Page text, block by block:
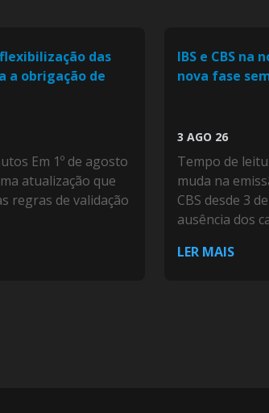
das
a obrigação de
Em 1º de agosto
atualização que
regras de validação
IBS e CBS na
nova fase
3 AGO 26
Tempo de
muda na
CBS desde 3
ausência dos
LER MAIS